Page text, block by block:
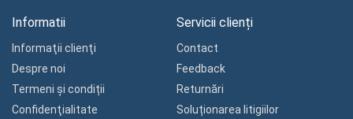
Informatii
Informaţii clienţi
Despre noi
Termeni și condiții
Confidenţialitate
Servicii clienți
Contact
Feedback
Returnări
Soluționarea litigiilor